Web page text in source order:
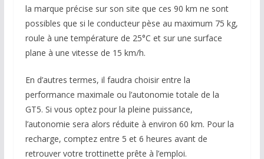
la marque précise sur son site que ces 90 km ne sont
possibles que si le conducteur pèse au maximum 75 kg,
roule à une température de 25°C et sur une surface
plane à une vitesse de 15 km/h.
En d’autres termes, il faudra choisir entre la
performance maximale ou l’autonomie totale de la
GT5. Si vous optez pour la pleine puissance,
l’autonomie sera alors réduite à environ 60 km. Pour la
recharge, comptez entre 5 et 6 heures avant de
retrouver votre trottinette prête à l’emploi.